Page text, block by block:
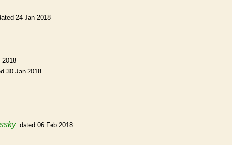
24 Jan 2018
2018
30 Jan 2018
dated 06 Feb 2018